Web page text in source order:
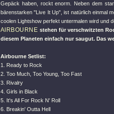
Gepäck haben, rockt enorm. Neben dem
bärenstarken"Live It Up" , ist natürlich einmal
coolen Lightshow perfekt untermalen wird und
AIRBOURNE stehen für verschwitzten
diesem Planeten einfach nur saugut. Das
Airbourne Setlist:
1. Ready to Rock
2. Too Much, Too Young, Too Fast
3. Rivalry
4. Girls in Black
5. It's All For Rock N' Roll
6. Breakin' Outta Hell